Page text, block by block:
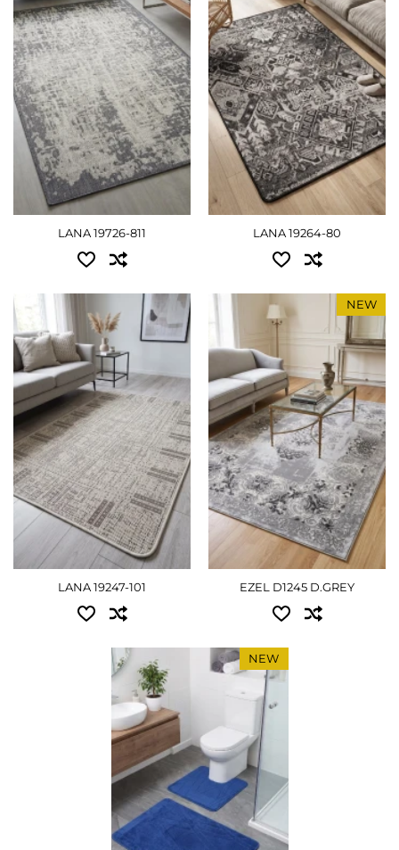
0.80x1.50 - 1035 грн
0.67x2.00 - 1080 грн
1.00x1.40 - 1125 грн
1.20x1.70 - 1530 грн
1.40x2.00 - 1980 грн
2.00x3.00 - 4500 грн
ПОДРОБНЕЕ
LANA 19726-811
0.67x1.20 - 900 грн
0.80x1.50 - 1035 грн
0.67x2.00 - 1080 грн
1.00x1.40 - 1125 грн
1.20x1.70 - 1530 грн
1.40x2.00 - 1980 грн
2.00x3.00 - 4500 грн
LANA 19264-80
Доступные размеры:
0.50x0.80 - 450 грн
0.60x1.10 - 630 грн
0.67x1.20 - 900 грн
0.80x1.50 - 1035 грн
0.67x2.00 - 1080 грн
1.00x1.40 - 1125 грн
1.20x1.70 - 1530 грн
1.33x1.95 - 1935 грн
2.00x3.00 - 4500 грн
ПОДРОБНЕЕ
LANA 19247-101
NEW
Доступные размеры:
0.80x1.50 - 1080 грн
1.10x1.70 - 1530 грн
1.50x2.30 - 2790 грн
2.00x3.00 - 4860 грн
2.50x3.50 - 7065 грн
2.90x3.90 - 9180 грн
ПОДРОБНЕЕ
EZEL D1245 D.GREY
NEW
Доступные размеры:
комплект 1 - 855 грн
ПОДРОБНЕЕ